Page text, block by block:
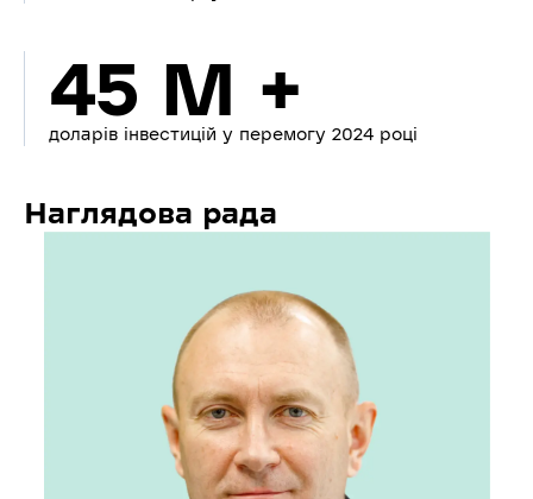
45 M +
доларів інвестицій у перемогу 2024 році
Наглядова рада